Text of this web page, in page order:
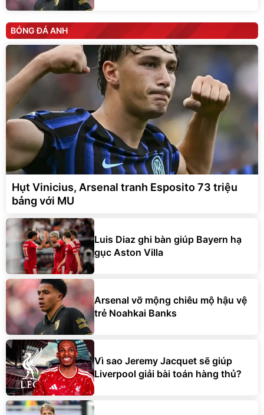
BÓNG ĐÁ ANH
Hụt Vinicius, Arsenal tranh Esposito 73 triệu
bảng với MU
Luis Diaz ghi bàn giúp Bayern hạ
gục Aston Villa
Arsenal vỡ mộng chiêu mộ hậu vệ
trẻ Noahkai Banks
Vì sao Jeremy Jacquet sẽ giúp
Liverpool giải bài toán hàng thủ?